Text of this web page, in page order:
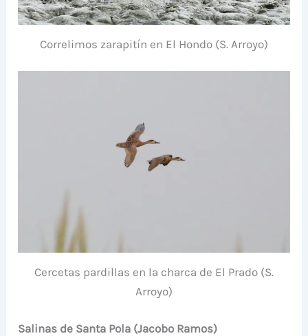
Correlimos zarapitín en El Hondo (S. Arroyo)
Cercetas pardillas en la charca de El Prado (S.
Arroyo)
Salinas de Santa Pola (Jacobo Ramos)